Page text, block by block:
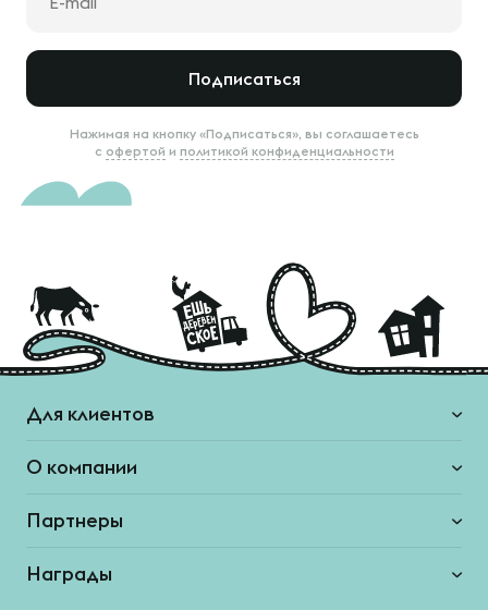
Подписаться
Нажимая на кнопку «Подписаться», вы соглашаетесь
с офертой и политикой конфиденциальности
Для клиентов
О компании
Партнеры
Награды